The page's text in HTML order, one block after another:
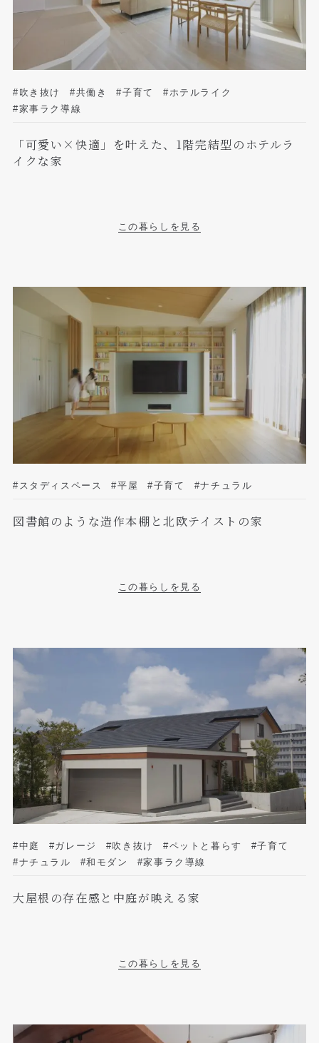
#吹き抜け #共働き #子育て
#ホテルライク
#家事ラク導線
「可愛い×快適」を叶えた、1階完結型のホテルラ
イクな家
この暮らしを見る
#スタディスペース #平屋 #子育て #ナチュラル
図書館のような造作本棚と北欧テイストの家
この暮らしを見る
#中庭 #ガレージ #吹き抜け #ペットと暮らす
#子育て
#ナチュラル
#和モダン #家事ラク導線
大屋根の存在感と中庭が映える家
この暮らしを見る